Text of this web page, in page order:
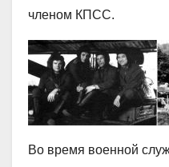
членом КПСС.
Во время военной